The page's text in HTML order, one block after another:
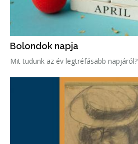
Bolondok napja
Mit tudunk az év legtréfásabb napjáról?